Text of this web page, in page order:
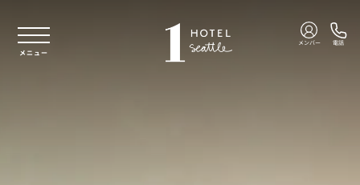
メニュー
メンバー 電話